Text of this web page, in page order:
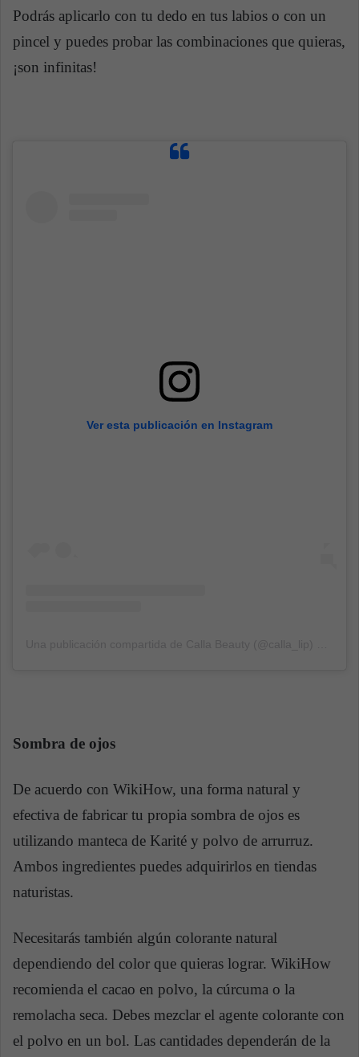
Podrás aplicarlo con tu dedo en tus labios o con un
pincel y puedes probar las combinaciones que quieras,
¡son infinitas!
Ver esta publicación en Instagram
Sombra de ojos
De acuerdo con WikiHow, una forma natural y
efectiva de fabricar tu propia sombra de ojos es
utilizando manteca de Karité y polvo de arrurruz.
Ambos ingredientes puedes adquirirlos en tiendas
naturistas.
Necesitarás también algún colorante natural
dependiendo del color que quieras lograr. WikiHow
recomienda el cacao en polvo, la cúrcuma o la
remolacha seca. Debes mezclar el agente colorante con
el polvo en un bol. Las cantidades dependerán de la